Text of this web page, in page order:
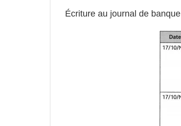
Écriture au journal de banque